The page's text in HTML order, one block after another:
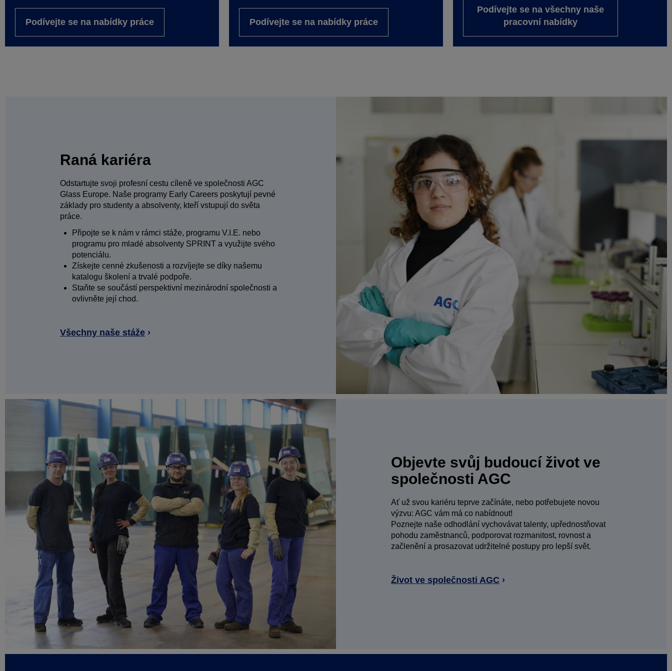
Podívejte se na nabídky práce Podívejte se na nabídky práce
Podívejte se na všechny naše
pracovní nabídky
Raná kariéra
Odstartujte svoji profesní cestu cíleně ve společnosti AGC
Glass Europe. Naše programy Early Careers poskytují pevné
základy pro studenty a absolventy, kteří vstupují do světa
práce.
Připojte se k nám v rámci stáže, programu V.I.E. nebo
programu pro mladé absolventy SPRINT a využijte svého
potenciálu.
Získejte cenné zkušenosti a rozvíjejte se díky našemu
katalogu školení a trvalé podpoře.
Staňte se součástí perspektivní mezinárodní společnosti a
ovlivněte její chod.
Všechny naše stáže
Objevte svůj budoucí život ve
společnosti AGC
Ať už svou kariéru teprve začínáte, nebo potřebujete novou
výzvu: AGC vám má co nabídnout!
Poznejte naše odhodlání vychovávat talenty, upřednostňovat
pohodu zaměstnanců, podporovat rozmanitost, rovnost a
začlenění a prosazovat udržitelné postupy pro lepší svět.
Život ve společnosti AGC